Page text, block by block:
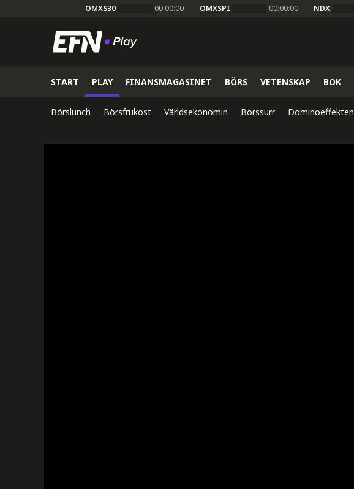
OMXS30 00:00:00 OMXSPI 00:00:00 NDX
START PLAY FINANSMAGASINET BÖRS VETENSKAP BOK
Börslunch Börsfrukost Världsekonomin Börssurr Dominoeffekten